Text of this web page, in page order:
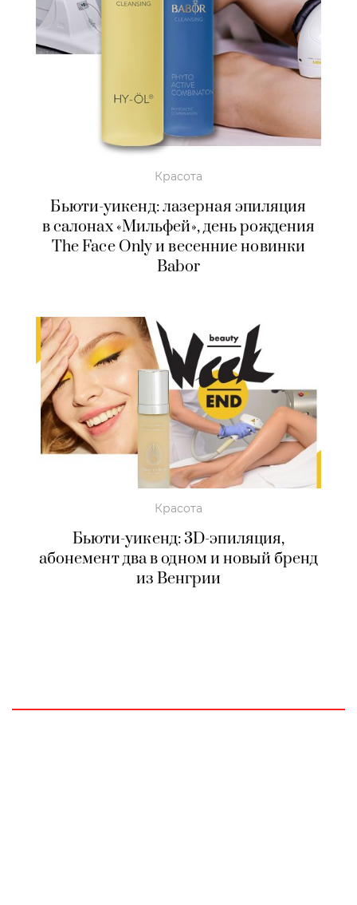
Красота
Бьюти-уикенд: лазерная эпиляция
в салонах «Мильфей», день рождения
The Face Only и весенние новинки
Babor
Красота
Бьюти-уикенд: 3D-эпиляция,
абонемент два в одном и новый бренд
из Венгрии